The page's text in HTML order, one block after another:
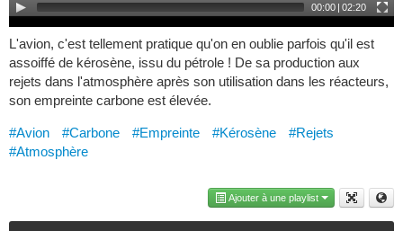
00:00 | 02:20
L'avion, c'est tellement pratique qu'on en oublie parfois qu'il est
assoiffé de kérosène, issu du pétrole ! De sa production aux
rejets dans l'atmosphère après son utilisation dans les réacteurs,
son empreinte carbone est élevée.
#Avion #Carbone #Empreinte #Kérosène
#Rejets
#Atmosphère
Ajouter à une playlist